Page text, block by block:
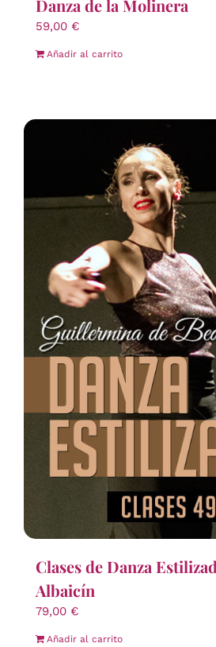
Danza de la Molinera
59,00 €
Añadir al carrito
Clases de Danza
Albaicín
79,00 €
Añadir al carrito